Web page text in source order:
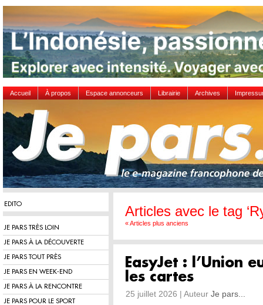
Accueil À propos Espace annonceurs Librairie Archives
EDITO
JE PARS TRÈS LOIN
JE PARS À LA DÉCOUVERTE
JE PARS TOUT PRÈS
JE PARS EN WEEK-END
JE PARS À LA RENCONTRE
JE PARS POUR LE SPORT
Articles avec le tag
« Articles plus anciens
EasyJet : l’Union
les cartes
25 juillet 2026 | Auteur Je pars...